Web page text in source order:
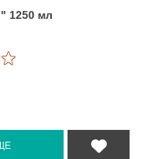
1250 мл